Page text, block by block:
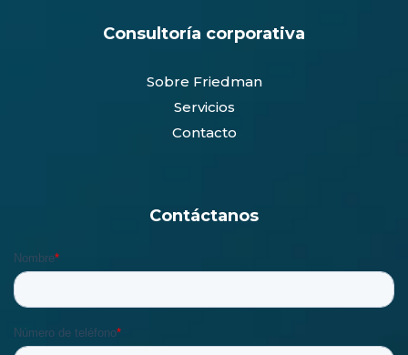
Consultoría corporativa
Sobre Friedman
Servicios
Contacto
Contáctanos